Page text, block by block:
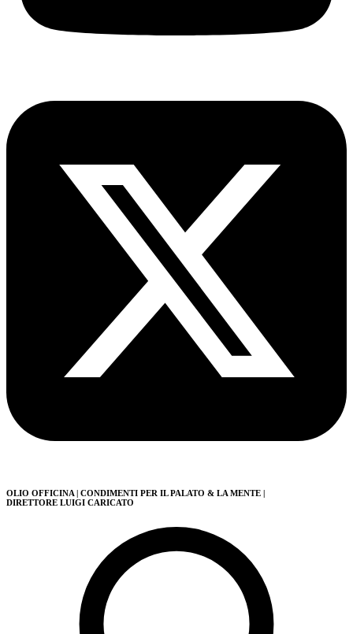
OLIO OFFICINA | CONDIMENTI PER IL PALATO & LA MENTE |
DIRETTORE LUIGI CARICATO